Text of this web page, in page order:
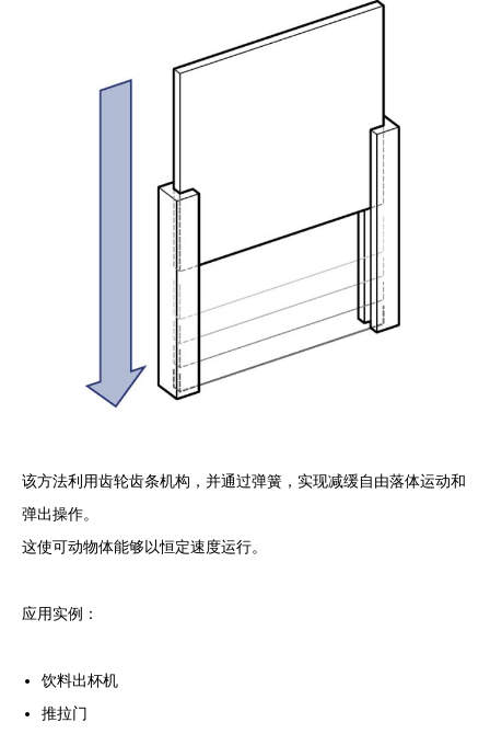
该方法利用齿轮齿条机构，并通过弹簧，实现减缓自由落体运动和
弹出操作。
这使可动物体能够以恒定速度运行。
应用实例：
饮料出杯机
推拉门